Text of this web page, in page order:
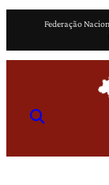
o
Federação